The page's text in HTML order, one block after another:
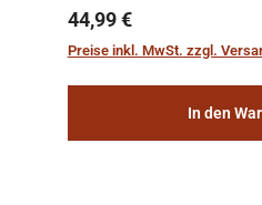
sichern, wurden die
„Weltenschiffe“ gebaut.
Regulärer Preis:
44,99 €
Preise inkl. MwSt. zzgl.
In den